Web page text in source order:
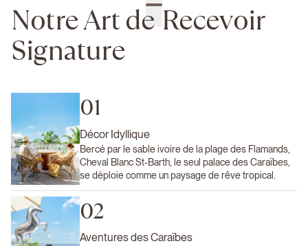
Notre Art de Recevoir
Signature
01
Décor Idyllique
Bercé par le sable ivoire de la plage des Flamands,
Cheval Blanc St-Barth, le seul palace des Caraïbes,
se déploie comme un paysage de rêve tropical.
02
Aventures des Caraïbes